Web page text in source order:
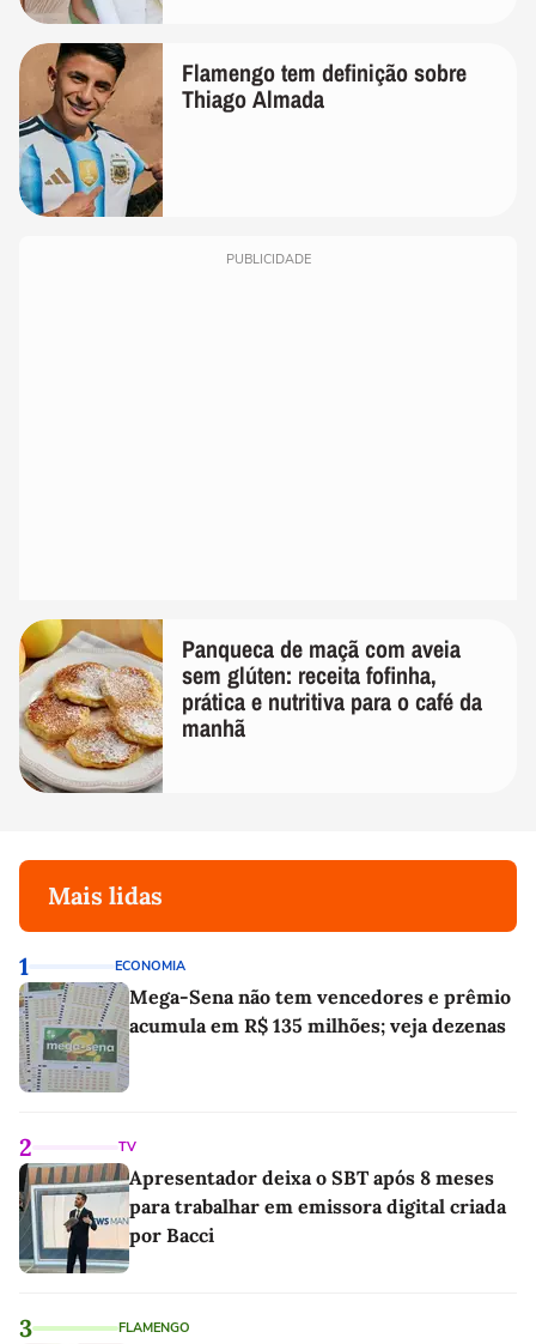
Flamengo tem definição sobre
Thiago Almada
PUBLICIDADE
Panqueca de maçã com aveia
sem glúten: receita fofinha,
prática e nutritiva para o café da
manhã
Mais lidas
1 ECONOMIA
Mega-Sena não tem vencedores e prêmio
acumula em R$ 135 milhões; veja dezenas
2 TV
Apresentador deixa o SBT após 8 meses
para trabalhar em emissora digital criada
por Bacci
3 FLAMENGO